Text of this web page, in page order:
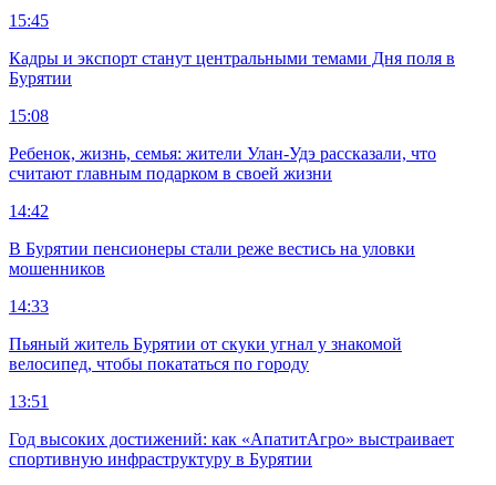
15:45
Кадры и экспорт станут центральными темами Дня поля в
Бурятии
15:08
Ребенок, жизнь, семья: жители Улан-Удэ рассказали, что
считают главным подарком в своей жизни
14:42
В Бурятии пенсионеры стали реже вестись на уловки
мошенников
14:33
Пьяный житель Бурятии от скуки угнал у знакомой
велосипед, чтобы покататься по городу
13:51
Год высоких достижений: как «АпатитАгро» выстраивает
спортивную инфраструктуру в Бурятии